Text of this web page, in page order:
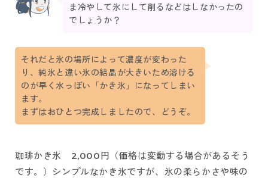
ま冷やして氷にして削るなどはしなかったの
でしょうか？
それだと氷の場所によって濃度が変わった
り、純氷と違い氷の結晶が大きいため溶ける
のが早く水っぽい「かき氷」になってしまい
ます。
まずはおひとつ完成しましたので、どうぞ。
珈琲かき氷 2,000円（価格は変動する場合があるそう
です。）シンプルなかき氷ですが、氷の柔らかさや味の